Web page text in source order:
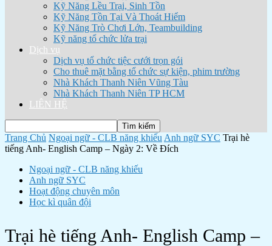
Kỹ Năng Lều Trại, Sinh Tồn
Kỹ Năng Tồn Tại Và Thoát Hiểm
Kỹ Năng Trò Chơi Lớn, Teambuilding
Kỹ năng tổ chức lửa trại
Dịch vụ
Dịch vụ tổ chức tiệc cưới trọn gói
Cho thuê mặt bằng tổ chức sự kiện, phim trường
Nhà Khách Thanh Niên Vũng Tàu
Nhà Khách Thanh Niên TP HCM
LIÊN HỆ
Trang Chủ Ngoại ngữ - CLB năng khiếu Anh ngữ SYC Trại hè
tiếng Anh- English Camp – Ngày 2: Về Đích
Ngoại ngữ - CLB năng khiếu
Anh ngữ SYC
Hoạt động chuyên môn
Học kì quân đội
Trại hè tiếng Anh- English Camp –